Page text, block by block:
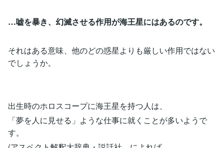
…嘘を暴き、幻滅させる作用が海王星にはあるのです。
それはある意味、他のどの惑星よりも厳しい作用ではない
でしょうか。
出生時のホロスコープに海王星を持つ人は、
「夢を人に見せる」ような仕事に就くことが多いようで
す。